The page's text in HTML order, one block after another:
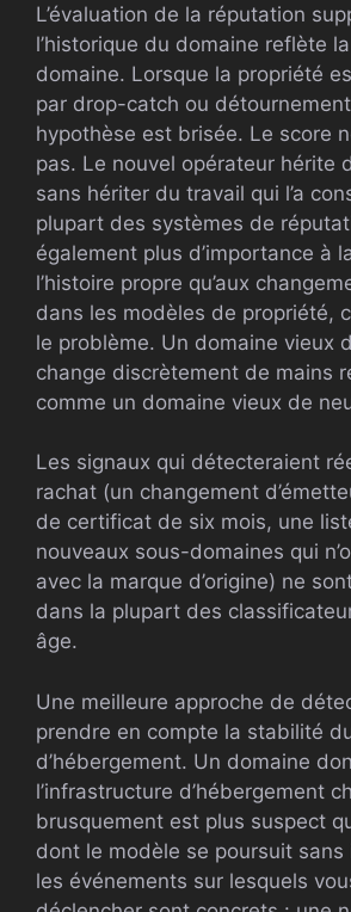
L’évaluation de la réputation
l’historique du domaine reflète
domaine. Lorsque la propriété
par drop-catch ou
hypothèse est brisée. Le score
pas. Le nouvel opérateur hérite
sans hériter du travail qui l’a
plupart des systèmes de
également plus d’importance à
l’histoire propre qu’aux
dans les modèles de propriété,
le problème. Un domaine vieux
change discrètement de mains
comme un domaine vieux de
Les signaux qui détecteraient
rachat (un changement
de certificat de six mois, une
nouveaux sous-domaines qui
avec la marque d’origine) ne
dans la plupart des
âge.
Une meilleure approche de
prendre en compte la stabilité
d’hébergement. Un domaine
l’infrastructure d’hébergement
brusquement est plus suspect
dont le modèle se poursuit
les événements sur lesquels